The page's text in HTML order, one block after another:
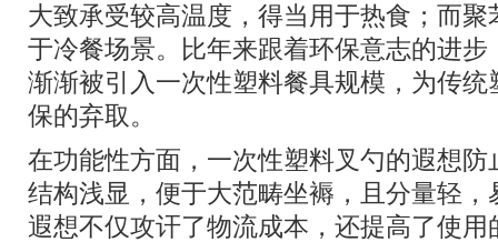
大致承受较高温度，得当用于热食；而
于冷餐场景。比年来跟着环保意志的进
渐渐被引入一次性塑料餐具规模，为传
保的弃取。
在功能性方面，一次性塑料叉勺的遐想
结构浅显，便于大范畴坐褥，且分量轻
遐想不仅攻讦了物流成本，还提高了使